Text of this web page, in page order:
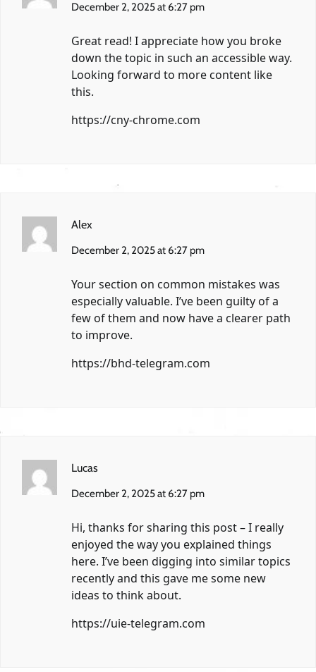
December 2, 2025 at 6:27 pm
Great read! I appreciate how you broke
down the topic in such an accessible way.
Looking forward to more content like
this.
https://cny-chrome.com
Alex
December 2, 2025 at 6:27 pm
Your section on common mistakes was
especially valuable. I’ve been guilty of a
few of them and now have a clearer path
to improve.
https://bhd-telegram.com
Lucas
December 2, 2025 at 6:27 pm
Hi, thanks for sharing this post – I really
enjoyed the way you explained things
here. I’ve been digging into similar topics
recently and this gave me some new
ideas to think about.
https://uie-telegram.com